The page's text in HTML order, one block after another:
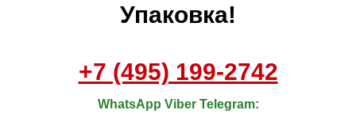
Упаковка!
+7 (495) 199-2742
WhatsApp Viber Telegram: